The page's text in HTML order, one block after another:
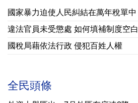
國家暴力迫使人民糾結在萬年稅單中
違法官員未受懲處 如何填補制度空白
國稅局藉依法行政 侵犯百姓人權
全民頭條